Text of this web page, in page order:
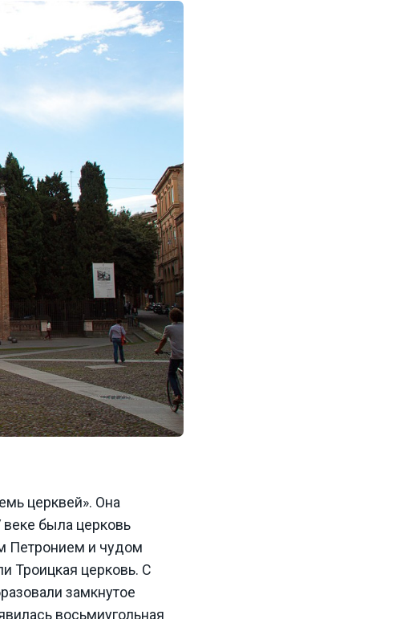
церквей». Она
была церковь
Петронием и чудом
Троицкая церковь. С
замкнутое
восьмиугольная